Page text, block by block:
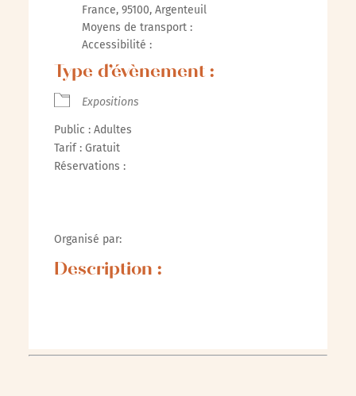
France, 95100, Argenteuil
Moyens de transport :
Accessibilité :
Type d’évènement :
Expositions
Public : Adultes
Tarif : Gratuit
Réservations :
Organisé par:
Description :